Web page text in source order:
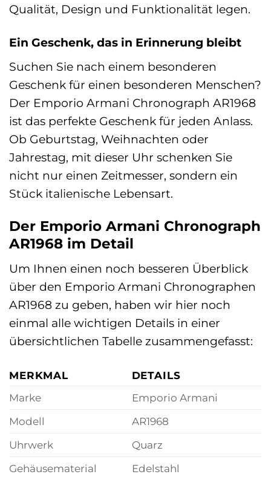
Qualität, Design und Funktionalität legen.
Ein Geschenk, das in Erinnerung bleibt
Suchen Sie nach einem besonderen
Geschenk für einen besonderen Menschen?
Der Emporio Armani Chronograph AR1968
ist das perfekte Geschenk für jeden Anlass.
Ob Geburtstag, Weihnachten oder
Jahrestag, mit dieser Uhr schenken Sie
nicht nur einen Zeitmesser, sondern ein
Stück italienische Lebensart.
Der Emporio Armani Chronograph
AR1968 im Detail
Um Ihnen einen noch besseren Überblick
über den Emporio Armani Chronographen
AR1968 zu geben, haben wir hier noch
einmal alle wichtigen Details in einer
übersichtlichen Tabelle zusammengefasst:
MERKMAL
DETAILS
Marke
Emporio Armani
Modell
AR1968
Uhrwerk
Quarz
Gehäusematerial
Edelstahl